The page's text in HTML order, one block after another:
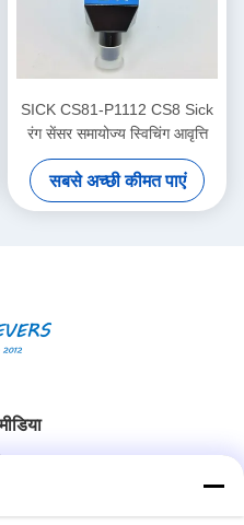
SICK CS81-P1112 CS8 Sick
रंग सेंसर समायोज्य स्विचिंग आवृत्ति
सबसे अच्छी कीमत पाएं
संपर्क